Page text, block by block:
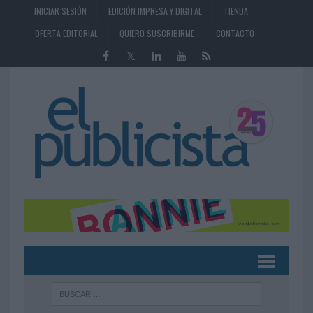
INICIAR SESIÓN EDICIÓN IMPRESA Y DIGITAL
TIENDA
OFERTA EDITORIAL
QUIERO SUSCRIBIRME CONTACTO